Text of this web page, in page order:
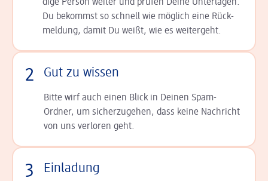
dige Person weiter und prüfen Deine Unterlagen.
Du bekommst so schnell wie möglich eine Rück­
meldung, damit Du weißt, wie es weitergeht.
2 Gut zu wissen
Bitte wirf auch einen Blick in Deinen Spam-
Ordner, um sicherzugehen, dass keine Nachricht
von uns verloren geht.
3 Einladung